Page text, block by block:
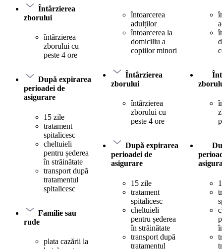
Întârzierea
zborului
întârzierea
zborului cu
peste 4 ore
După expirarea
perioadei de
asigurare
15 zile
tratament
spitalicesc
cheltuieli
pentru șederea
în străinătate
transport după
tratamentul
spitalicesc
Familie sau
rude
plata cazării la
întoarcerea
adulților
întoarcerea la
domiciliu a
copiilor minori
Întârzierea
zborului
întârzierea
zborului cu
peste 4 ore
După expirarea
perioadei de
asigurare
15 zile
tratament
spitalicesc
cheltuieli
pentru șederea
în străinătate
transport după
tratamentul